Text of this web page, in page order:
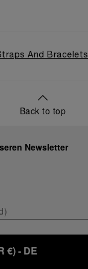
And Bracelets
Back to top
Newsletter
€)- DE